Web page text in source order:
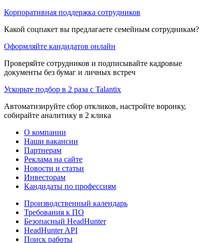
Корпоративная поддержка сотрудников
Какой соцпакет вы предлагаете семейным сотрудникам?
Оформляйте кандидатов онлайн
Проверяйте сотрудников и подписывайте кадровые
документы без бумаг и личных встреч
Ускорьте подбор в 2 раза с Talantix
Автоматизируйте сбор откликов, настройте воронку,
собирайте аналитику в 2 клика
О компании
Наши вакансии
Партнерам
Реклама на сайте
Новости и статьи
Инвесторам
Кандидаты по профессиям
Производственный календарь
Требования к ПО
Безопасный HeadHunter
HeadHunter API
Поиск работы